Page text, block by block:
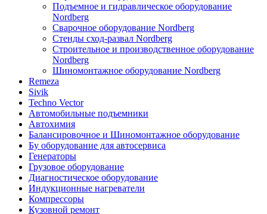
Подъемное и гидравлическое оборудование
Nordberg
Сварочное оборудование Nordberg
Стенды сход-развал Nordberg
Строительное и производственное оборудование
Nordberg
Шиномонтажное оборудование Nordberg
Remeza
Sivik
Techno Vector
Автомобильные подъемники
Автохимия
Балансировочное и Шиномонтажное оборудование
Бу оборудование для автосервиса
Генераторы
Грузовое оборудование
Диагностическое оборудование
Индукционные нагреватели
Компрессоры
Кузовной ремонт